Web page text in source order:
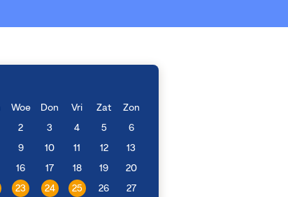
Woe Don Vri Zat Zon
2 3 4 5 6
9 10 11 12 13
16 17 18 19 20
23 24 25 26 27